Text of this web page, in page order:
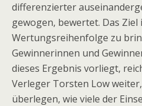
differenzierter
gewogen, bewertet. Das Ziel
Wertungsreihenfolge zu
Gewinnerinnen und
dieses Ergebnis vorliegt,
Verleger Torsten Low
überlegen, wie viele der